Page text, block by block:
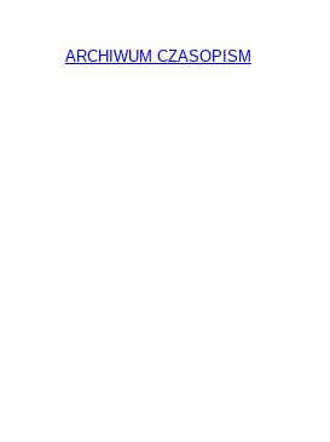
ARCHIWUM CZASOPISM